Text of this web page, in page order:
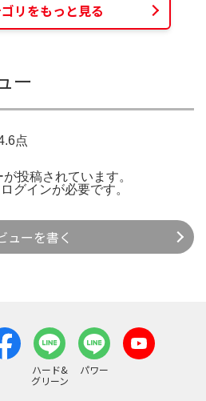
リをもっと見る
ー
点
投稿されています。
ログインが必要です。
ューを書く
ハード&
グリーン
パワー